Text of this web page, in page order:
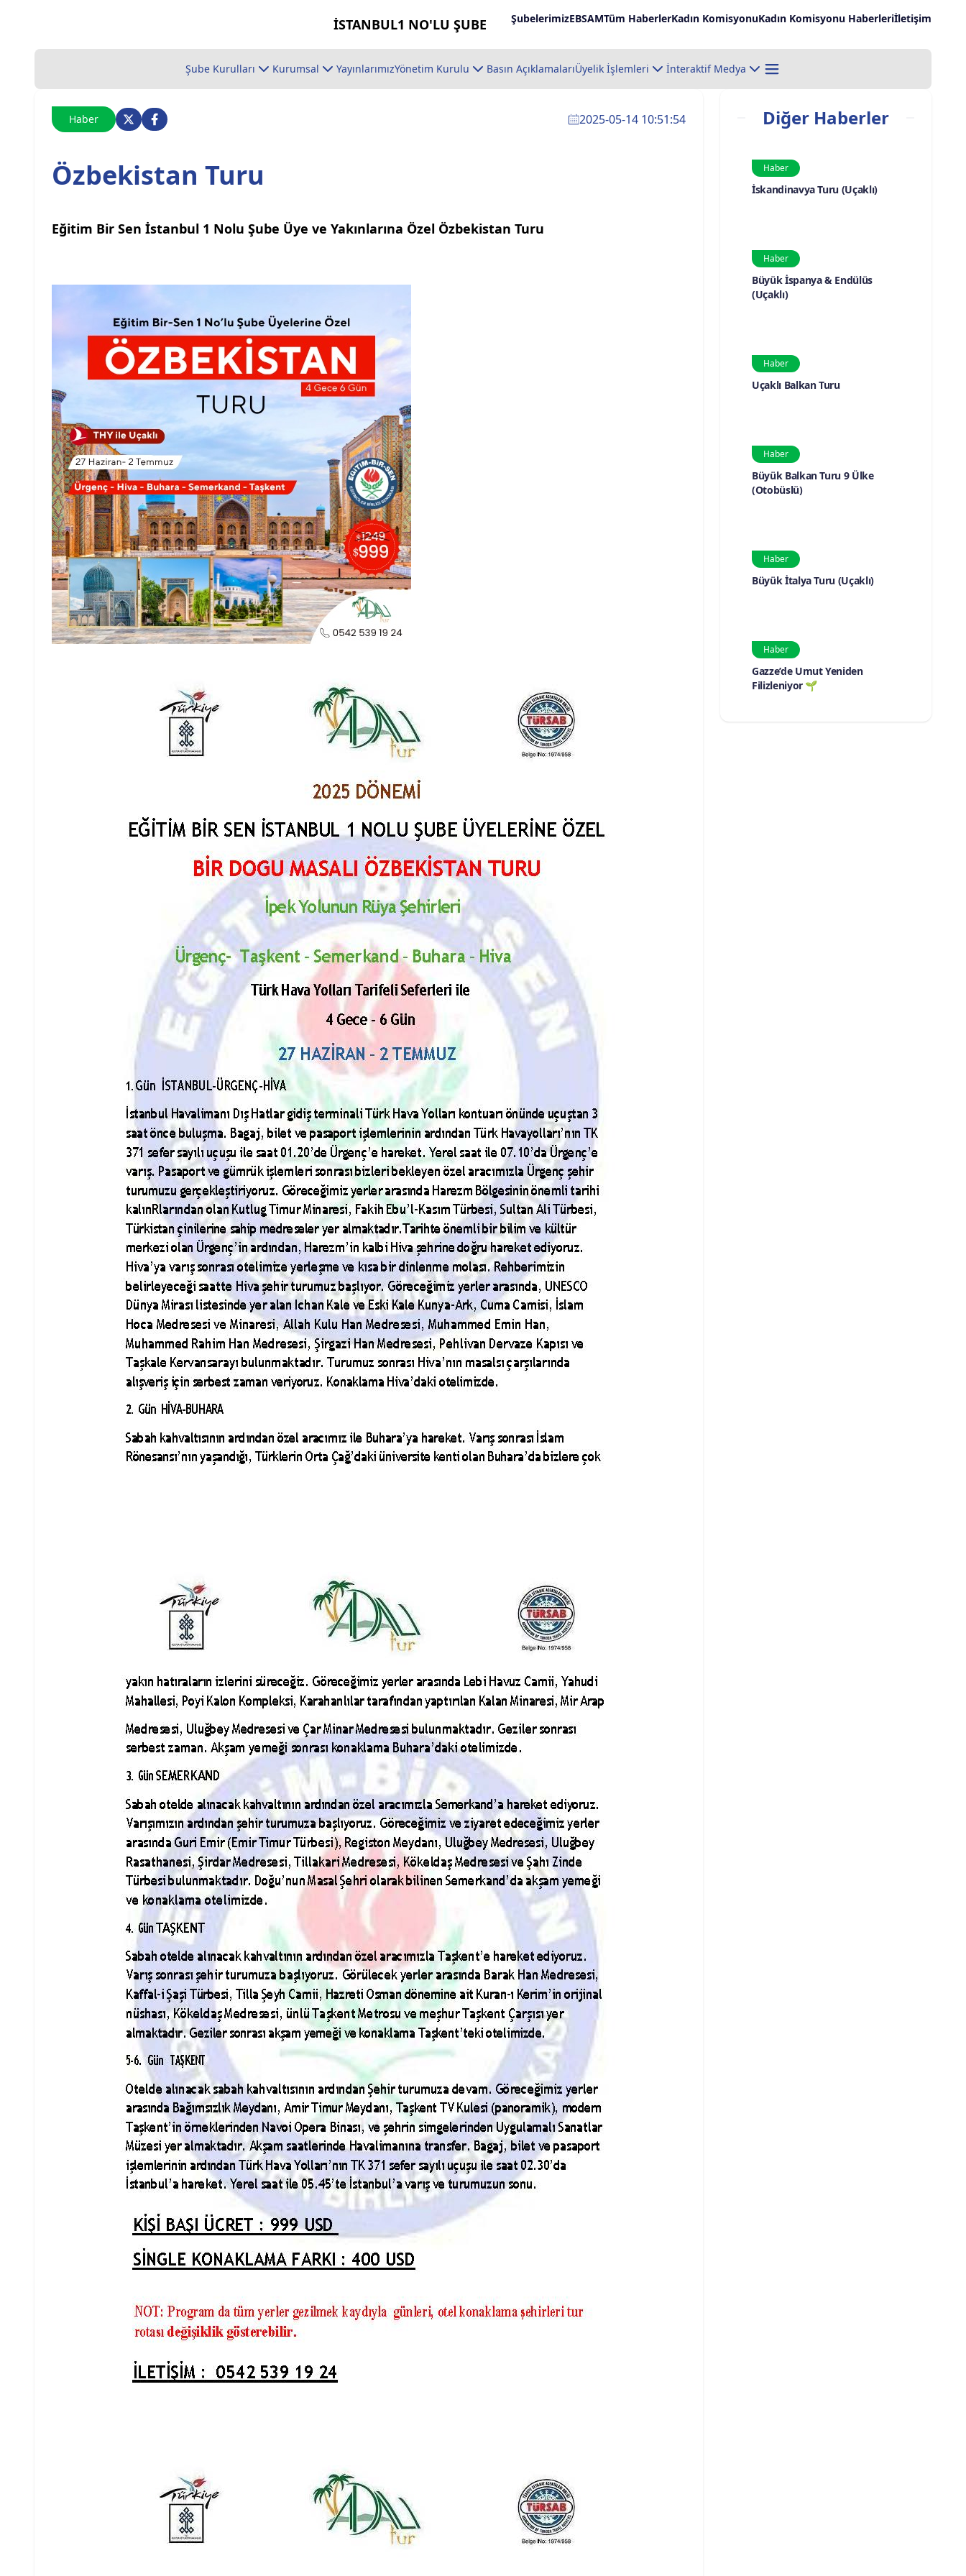
İSTANBUL1 NO'LU ŞUBE ŞubelerimizEBSAMTüm HaberlerKadın KomisyonuKadın Komisyonu Haberleriİletişim
Şube Kurulları Kurumsal YayınlarımızYönetim Kurulu Basın AçıklamalarıÜyelik İşlemleri İnteraktif Medya
Haber 2025-05-14 10:51:54
Özbekistan Turu
Eğitim Bir Sen İstanbul 1 Nolu Şube Üye ve Yakınlarına Özel Özbekistan Turu
Diğer Haberler
Haber
İskandinavya Turu (Uçaklı)
Haber
Büyük İspanya & Endülüs
(Uçaklı)
Haber
Uçaklı Balkan Turu
Haber
Büyük Balkan Turu 9 Ülke
(Otobüslü)
Haber
Büyük İtalya Turu (Uçaklı)
Haber
Gazze’de Umut Yeniden
Filizleniyor 🌱